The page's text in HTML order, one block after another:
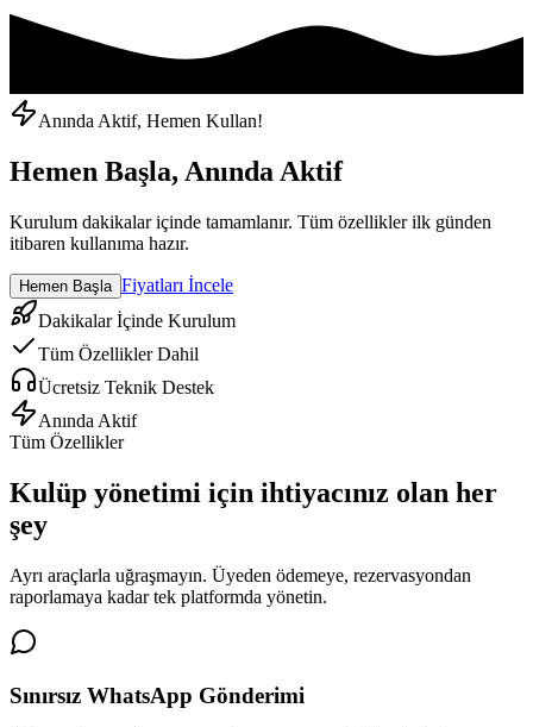
Anında Aktif, Hemen Kullan!
Hemen Başla, Anında Aktif
Kurulum dakikalar içinde tamamlanır. Tüm özellikler ilk günden
itibaren kullanıma hazır.
Hemen Başla Fiyatları İncele
Dakikalar İçinde Kurulum
Tüm Özellikler Dahil
Ücretsiz Teknik Destek
Anında Aktif
Tüm Özellikler
Kulüp yönetimi için ihtiyacınız olan her
şey
Ayrı araçlarla uğraşmayın. Üyeden ödemeye, rezervasyondan
raporlamaya kadar tek platformda yönetin.
Sınırsız WhatsApp Gönderimi